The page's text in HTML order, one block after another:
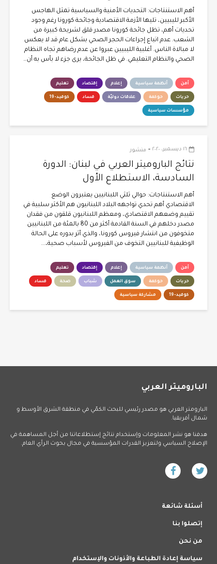
أهم الاستنتاجات: التحديات الأمنية والسياسية تمثل الهاجس
الأكبر لليبيين، تليها الأزمة الاقتصادية وجائحة كورونا رغم وجود
تحديات أهم، تظل جائحة كورونا مصدر قلق لشريحة كبيرة من
الشعب. عدم اتباع إجراءات الحجر الصحي بشكل عام قد لا يعكس
لا مبالاة الناس. أغلبية الليبيين عبروا عن عدم رضاهم تجاه النظام
الصحي والنظام التعليمي. في ظل الجائحة، يرى جزء لا بأس به أن…
أمن أنظمة سياسية إعلام إقتصاد تعليم
حريات حوكمة علاقات دوليّة فساد كوفيد-19
مؤسسات سياسية
١٦ ديسمبر، ٢٠٢٠ - منشور
نتائج الباروميتر العربي في لبنان: الدورة
السادسة، الاستطلاع الأول
أهم الاستنتاجات: حوالي ثلثي اللبنانيين يعتبرون الوضع
الاقتصادي أهم تحدي تواجهه البلاد اللبنانيون هم الأكثر سلبية في
تقييم وضعهم الاقتصادي، ومعظم اللبنانيون قلقون من فقدان
مصدر دخلهم في السنة القادمة أكثر من 80 بالمئة من اللبنانيين
متخوفون من انتشار فيروس كورونا، والذي أثر بدوره على الحالة
الوظيفية للبنانيين التخوف من الفيروس لأسباب صحية،...
أمن أنظمة سياسية إعلام إقتصاد تعليم
حريات حوكمة سوق العمل شباب صحة فساد
كوفيد-19 مشاركة سياسية
الباروميتر العربي
البارومتر العربي هو مصدر رئيسي للبحث الكمّي في منطقة الشرق الأوسط و
شمال أفريقيا.
هدفنا هو نشر المعلومات وإستخدام نتائج إستطلاعاتنا من أجل المساهمة في
الإصلاح السياسي ولتعزيز القدرات المؤسسية في مجال بحوث الرأي العام.
أسئلة شائعة
إتصلوا بنا
من نحن
سياسة إعادة الطباعة والأذونات والإستخدام